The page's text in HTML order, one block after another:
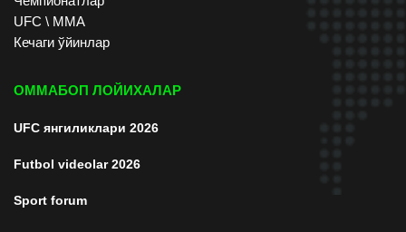
UFC \ ММА
Кечаги ўйинлар
ОММАБОП ЛОЙИХАЛАР
UFC янгиликлари 2026
Futbol videolar 2026
Sport forum